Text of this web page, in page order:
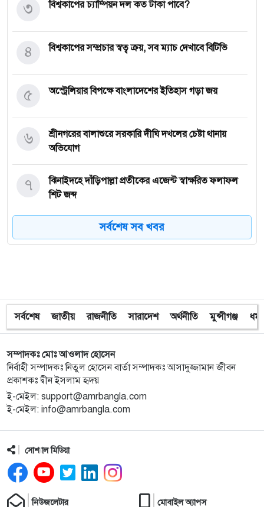
বিশ্বকাপের চ্যাম্পিয়ন দল কত টাকা পাবে?
৩
বিশ্বকাপের সম্প্রচার স্বত্ব ক্রয়, সব ম্যাচ দেখাবে বিটিভি
৪
অস্ট্রেলিয়ার বিপক্ষে বাংলাদেশের ইতিহাস গড়া জয়
৫
শ্রীনগরের বালাশুরে সরকারি দীঘি দখলের চেষ্টা থানায়
অভিযোগ
৬
ঝিনাইদহে দাঁড়িপাল্লা প্রতীকের এজেন্ট স্বাক্ষরিত ফলাফল
শিট জব্দ
৭
ত্রয়োদশ জাতীয় নির্বাচন, শান্তিপূর্ণ ও নিরপেক্ষ হোক
অবরুদ্ধ জামায়াত নেতাকে উদ্ধার করলেন এনসিপি নেত্রী ডা.
মিতু
১০
ভোটকেন্দ্রের সামনে বস্তাভর্তি টাকাসহ স্বেচ্ছাসেবকদল নেতা
আটক
১১
গোপালগঞ্জে ডিসির বাসভবনের সামনে ককটেল বিস্ফোরণ
১২
সন্ত্রাসীদের ব্যবস্থা না নেওয়া হলে আমার পক্ষে নির্বাচন করা
সম্ভব নয় : ভিপি নূর
১৩
নির্বাচনী নিরাপত্তা পর্যবেক্ষণে ফরিদপুর ও মুন্সীগঞ্জে বিজিবি
সর্বশেষ সব খবর
সর্বশেষ জাতীয় রাজনীতি সারাদেশ অর্থনীতি মুন্সীগঞ্জ ধর্ম
সম্পাদকঃ মোঃ আওলাদ হোসেন
নির্বাহী সম্পাদকঃ নিতুল হোসেন বার্তা সম্পাদকঃ আসাদুজ্জামান জীবন
প্রকাশকঃ দ্বীন ইসলাম হৃদয়
ই-মেইল: support@amrbangla.com
ই-মেইল: info@amrbangla.com
সোশ্যাল মিডিয়া
নিউজলেটার মোবাইল অ্যাপস